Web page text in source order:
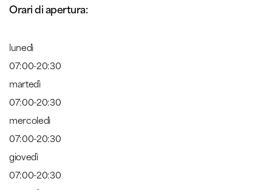
Orari di apertura:
lunedì
07:00-20:30
martedì
07:00-20:30
mercoledì
07:00-20:30
giovedì
07:00-20:30